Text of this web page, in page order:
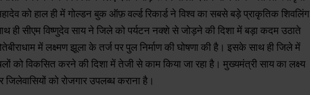
को हाल ही में गोल्डन बुक ऑफ़ वर्ल्ड रिकार्ड ने विश्व का सबसे बड़े प्राकृतिक शिवलिंग
ही सीएम विष्णुदेव साय ने जिले को पर्यटन नक्शे से जोड़ने की दिशा में बड़ा कदम उठाते
में लक्ष्मण झूला के तर्ज पर पुल निर्माण की घोषणा की है। इसके साथ ही जिले में
को विकसित करने की दिशा में तेजी से काम किया जा रहा है। मुख्यमंत्री साय का लक्ष्य
को रोजगार उपलब्ध कराना है।